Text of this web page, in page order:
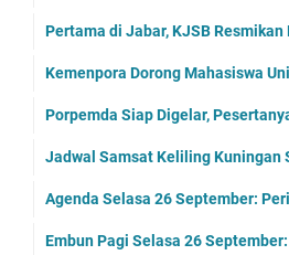
Pertama di Jabar, KJSB
Kemenpora Dorong Mahasiswa
Porpemda Siap Digelar,
Jadwal Samsat Keliling Kuningan
Agenda Selasa 26 September:
Embun Pagi Selasa 26